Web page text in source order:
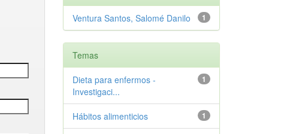
1
Ventura Santos, Salomé Danilo
Temas
1
Dieta para enfermos -
Investigaci...
1
Hábitos alimenticios